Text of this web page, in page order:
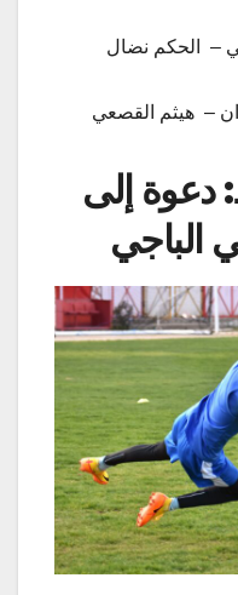
– الحكم نضال
– هيثم القصعي
دعوة إلى
الباجي